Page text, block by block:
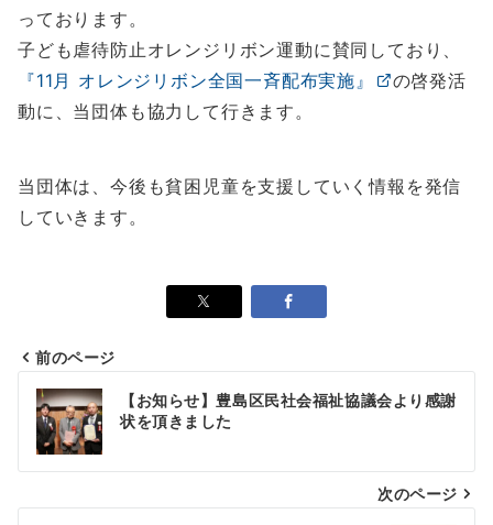
っております。
子ども虐待防止オレンジリボン運動に賛同しており、
『11月 オレンジリボン全国一斉配布実施』
の啓発活
動に、当団体も協力して行きます。
当団体は、今後も貧困児童を支援していく情報を発信
していきます。
投
稿
ナ
ビ
前のページ
【お知らせ】豊島区民社会福祉協議会より感謝
状を頂きました
次のページ